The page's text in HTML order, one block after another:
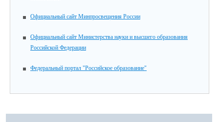
Официальный сайт Минпросвещения России
Официальный сайт Министерства науки и высшего образования
Российской Федерации
Федеральный портал "Российское образование"